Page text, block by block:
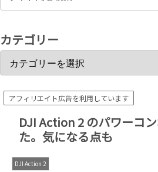
カテゴリー
アフィリエイト広告を利用しています
DJI Action 2 のパワーコ
た。気になる点も
DJI Action 2